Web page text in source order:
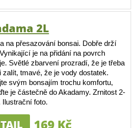
2L
na přesazování bonsai. Dobře drží
je na přidání na povrch
Světlé zbarvení prozradí, že je třeba
zalít, tmavé, že je vody dostatek.
svým bonsajím trochu komfortu,
je částečně do Akadamy. Zrnitost 2-
Ilustrační foto.
169 Kč